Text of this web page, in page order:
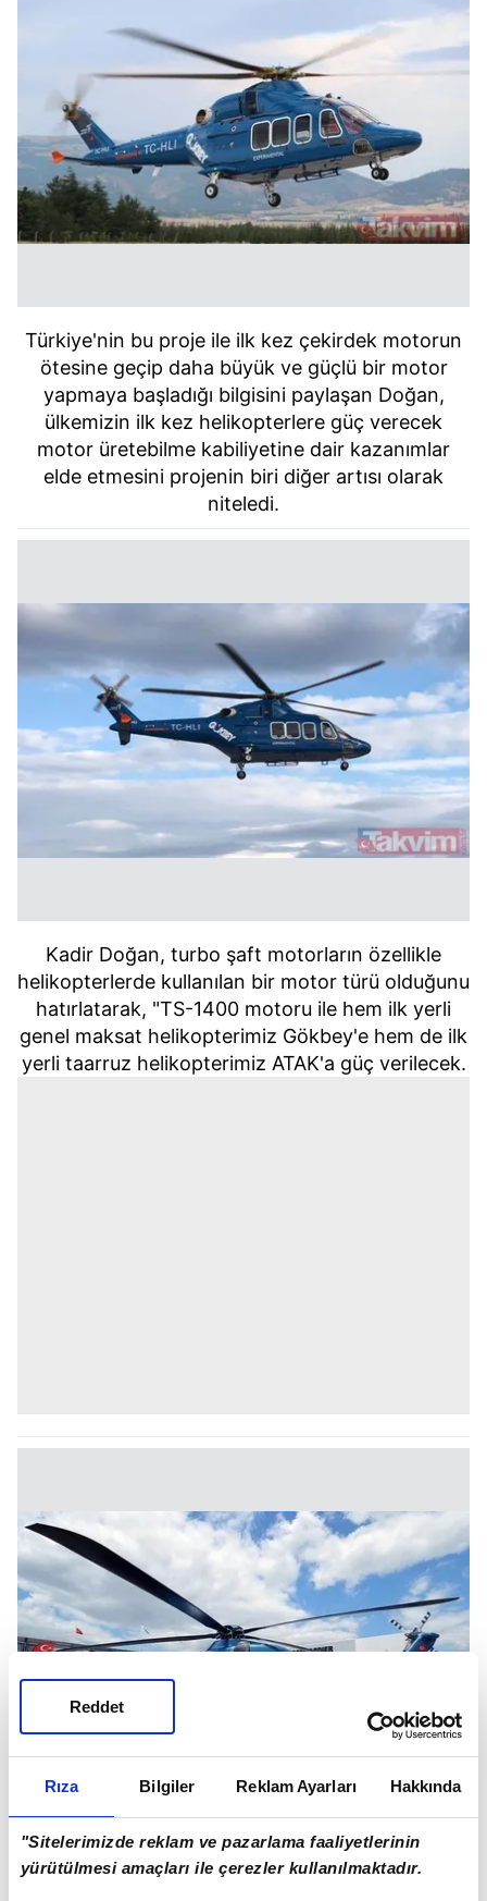
Rıza Bilgiler Reklam Ayarları Hakkında
"Sitelerimizde reklam ve pazarlama faaliyetlerinin
yürütülmesi amaçları ile çerezler kullanılmaktadır.
Reddet
Türkiye'nin bu proje ile ilk kez çekirdek motorun
ötesine geçip daha büyük ve güçlü bir motor
yapmaya başladığı bilgisini paylaşan Doğan,
ülkemizin ilk kez helikopterlere güç verecek
motor üretebilme kabiliyetine dair kazanımlar
elde etmesini projenin biri diğer artısı olarak
niteledi.
Kadir Doğan, turbo şaft motorların özellikle
helikopterlerde kullanılan bir motor türü olduğunu
hatırlatarak, "TS-1400 motoru ile hem ilk yerli
genel maksat helikopterimiz Gökbey'e hem de ilk
yerli taarruz helikopterimiz ATAK'a güç verilecek.
"GÖKBEY'İN HER GÜN YENİ BİR ÖZELLİĞİNİ